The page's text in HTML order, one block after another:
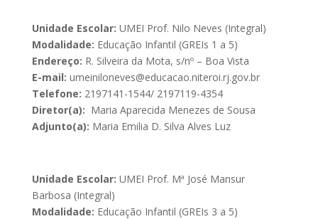
Unidade Escolar: UMEI Prof. Nilo Neves (Integral)
Modalidade: Educação Infantil (GREIs 1 a 5)
Endereço: R. Silveira da Mota, s/nº – Boa Vista
E-mail: umeiniloneves@educacao.niteroi.rj.gov.br
Telefone: 2197141-1544/ 2197119-4354
Diretor(a): Maria Aparecida Menezes de Sousa
Adjunto(a): Maria Emilia D. Silva Alves Luz
Unidade Escolar: UMEI Prof. Mª José Mansur
Barbosa (Integral)
Modalidade: Educação Infantil (GREIs 3 a 5)